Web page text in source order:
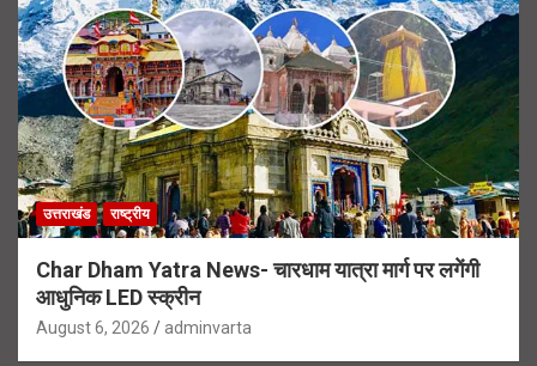
उत्तराखंड राष्ट्रीय
Char Dham Yatra News- चारधाम यात्रा मार्ग पर लगेंगी
आधुनिक LED स्क्रीन
August 6, 2026 adminvarta